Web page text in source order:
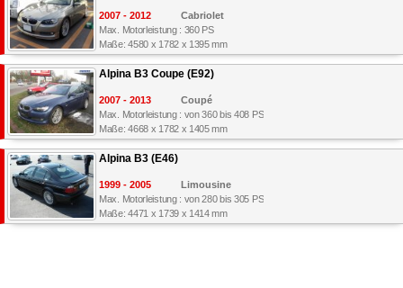
2007 - 2012
Cabriolet
Max. Motorleistung : 360 PS
Maße: 4580 x 1782 x 1395 mm
Alpina B3 Coupe (E92)
2007 - 2013
Coupé
Max. Motorleistung : von 360 bis 408 PS
Maße: 4668 x 1782 x 1405 mm
Alpina B3 (E46)
1999 - 2005
Limousine
Max. Motorleistung : von 280 bis 305 PS
Maße: 4471 x 1739 x 1414 mm